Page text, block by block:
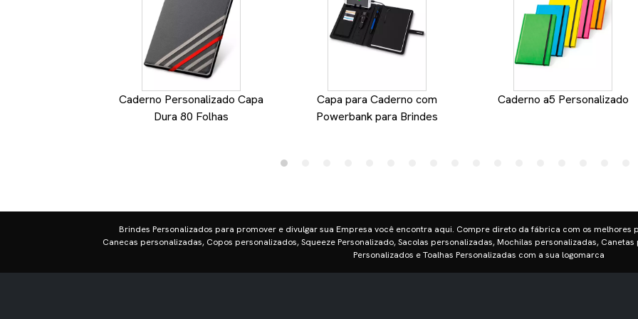
Caderno Personalizado Capa
Dura 80 Folhas
Capa para Caderno com
Powerbank para Brindes
Caderno a5 Personalizado
Brindes Personalizados para promover e divulgar sua Empresa você encontra aqui. Compre direto da fábrica com os
Canecas personalizadas, Copos personalizados, Squeeze Personalizado, Sacolas personalizadas, Mochilas personalizadas,
Personalizados e Toalhas Personalizadas com a sua logomarca